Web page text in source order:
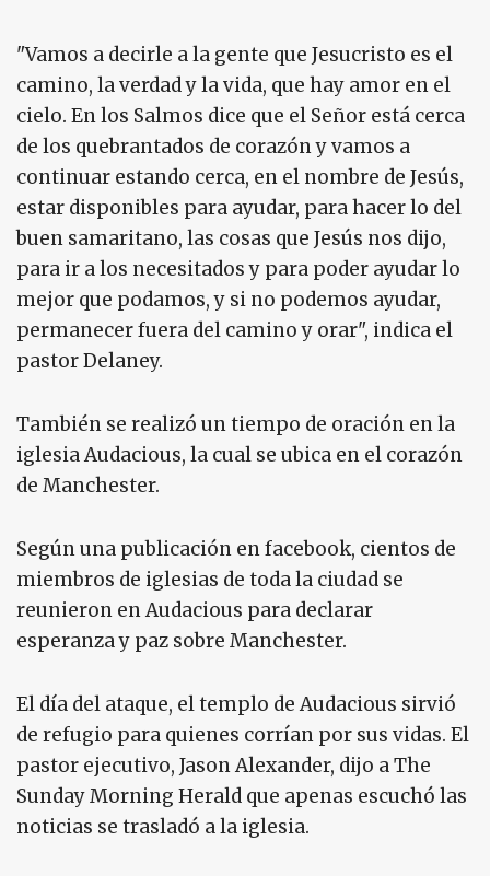
"Vamos a decirle a la gente que Jesucristo es el
camino, la verdad y la vida, que hay amor en el
cielo. En los Salmos dice que el Señor está cerca
de los quebrantados de corazón y vamos a
continuar estando cerca, en el nombre de Jesús,
estar disponibles para ayudar, para hacer lo del
buen samaritano, las cosas que Jesús nos dijo,
para ir a los necesitados y para poder ayudar lo
mejor que podamos, y si no podemos ayudar,
permanecer fuera del camino y orar", indica el
pastor Delaney.
También se realizó un tiempo de oración en la
iglesia Audacious, la cual se ubica en el corazón
de Manchester.
Según una publicación en facebook, cientos de
miembros de iglesias de toda la ciudad se
reunieron en Audacious para declarar
esperanza y paz sobre Manchester.
El día del ataque, el templo de Audacious sirvió
de refugio para quienes corrían por sus vidas. El
pastor ejecutivo, Jason Alexander, dijo a The
Sunday Morning Herald que apenas escuchó las
noticias se trasladó a la iglesia.